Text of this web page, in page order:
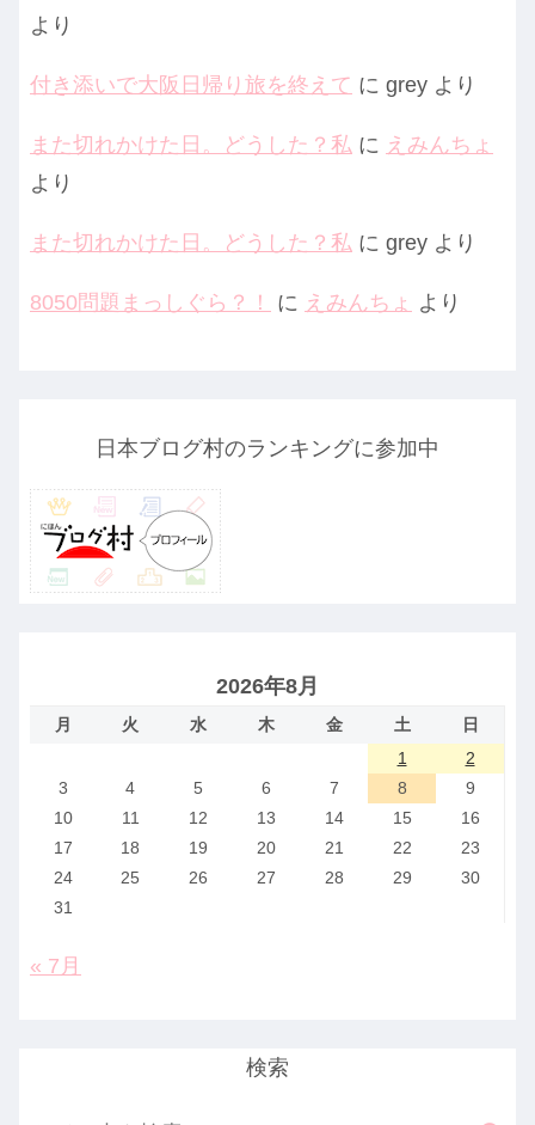
より
付き添いで大阪日帰り旅を終えて に grey より
また切れかけた日。どうした？私 に えみんちょ
より
また切れかけた日。どうした？私 に grey より
8050問題まっしぐら？！ に えみんちょ より
日本ブログ村のランキングに参加中
2026年8月
月 火 水 木 金 土
日
1
2
3
4 5 6 7 8
9
10
11 12 13 14 15
16
17
18 19 20 21 22
23
24
25 26 27 28 29
30
31
« 7月
検索